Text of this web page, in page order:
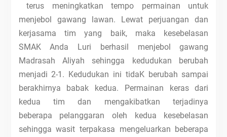
terus meningkatkan tempo permainan untuk
menjebol gawang lawan. Lewat perjuangan dan
kerjasama tim yang baik, maka kesebelasan
SMAK Anda Luri berhasil menjebol gawang
Madrasah Aliyah sehingga kedudukan berubah
menjadi 2-1. Kedudukan ini tidaK berubah sampai
berakhirnya babak kedua. Permainan keras dari
kedua tim dan mengakibatkan terjadinya
beberapa pelanggaran oleh kedua kesebelasan
sehingga wasit terpakasa mengeluarkan beberapa